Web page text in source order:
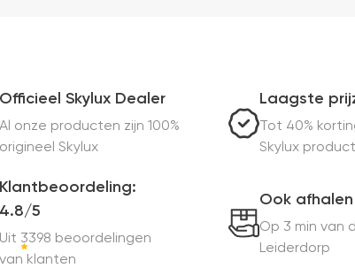
Officieel Skylux Dealer
Al onze producten zijn 100%
origineel Skylux
Laagste
Tot 40%
Skylux
Klantbeoordeling:
4.8/5
Uit 3398 beoordelingen
van klanten
Ook
Op 3 min van
Leiderdorp